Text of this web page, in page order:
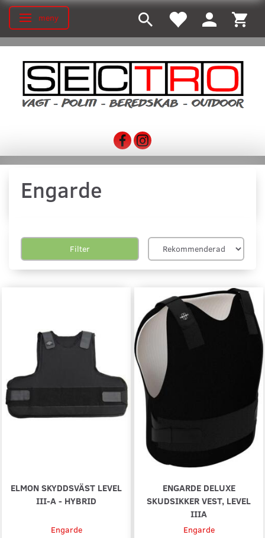
Ändra navigering
meny
Engarde
Filter
ELMON SKYDDSVÄST LEVEL
III-A - HYBRID
Engarde
ENGARDE DELUXE
SKUDSIKKER VEST, LEVEL
IIIA
Engarde